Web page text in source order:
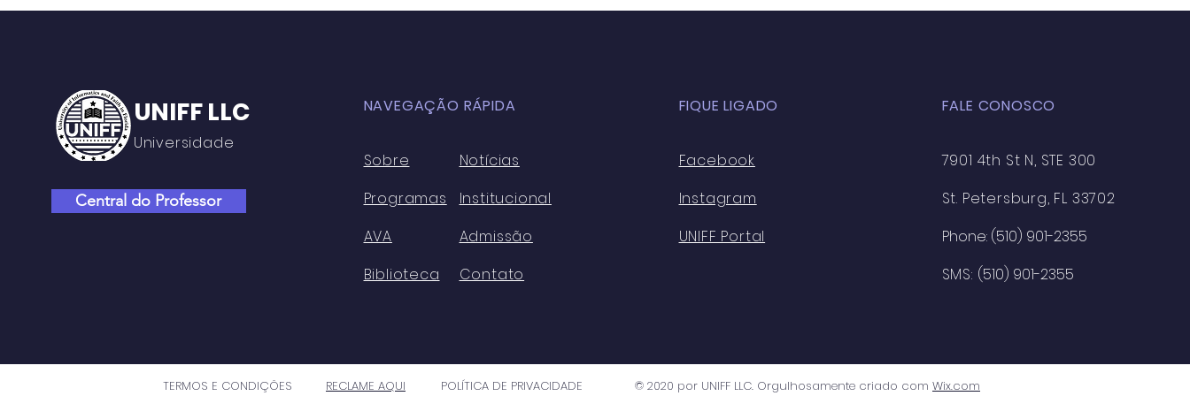
UNIFF LLC
Universidade
Central do Professor
NAVEGAÇÃO RÁPIDA
Sobre
Programas
AVA
Biblioteca
Notícias
Institucional
Admissão
Contato
FIQUE LIGADO
Facebook
Instagram
UNIFF Portal
FALE CONOSCO
7901 4th St N, STE 300
St. Petersburg, FL 33702
Phone: (510) 901-2355
SMS: (510) 901-2355
TERMOS E CONDIÇÕES RECLAME AQUI POLÍTICA DE PRIVACIDADE © 2020 por UNIFF LLC. Orgulhosamente criado com Wix.com